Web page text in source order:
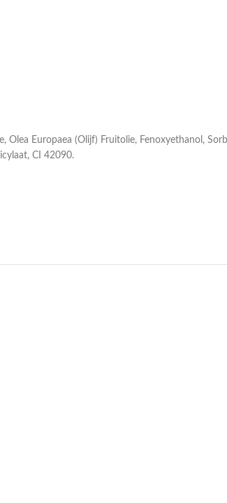
Europaea (Olijf) Fruitolie, Fenoxyethanol,
CI 42090.